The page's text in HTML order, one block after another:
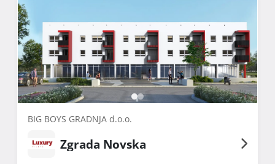
BIG BOYS GRADNJA d.o.o.
Zgrada Novska